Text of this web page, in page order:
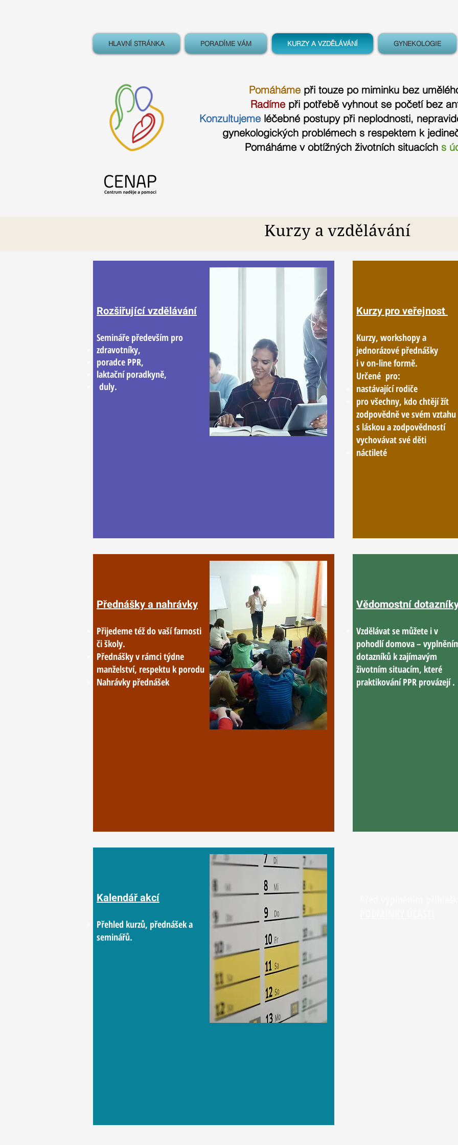
HLAVNÍ STRÁNKA PORADÍME VÁM KURZY A VZDĚLÁVÁNÍ GYNEKOLOGIE
Pomáháme při touze po miminku bez
Radíme při potřebě vyhnout se početí bez
Konzultujemeléčebné postupy při neplodnosti,
gynekologických problémech s respektem k
Pomáháme v obtížných životních situacích s
Kurzy a vzdělávání
Rozšiřující vzdělávání
Semináře především pro
zdravotníky,
poradce PPR,
laktační poradkyně,
duly.
Přednášky a nahrávky
Přijedeme též do vaší farnosti
či školy.
Přednášky v rámci týdne
manželství, respektu k porodu
Nahrávky přednášek
Kalendář akcí
Přehled kurzů, přednášek a
seminářů.
Kurzy pro veřejnost
Kurzy, workshopy a
jednorázové přednášky
i v on-line formě.
Určené pro:
nastávající rodiče
pro všechny, kdo chtějí žít
zodpovědně ve svém vztahu
s láskou a zodpovědností
vychovávat své děti
náctileté
Vědomostní
Vzdělávat se můžete i v
pohodlí domova –
dotazníků k zajímavým
životním situacím, které
praktikování PPR provázejí .